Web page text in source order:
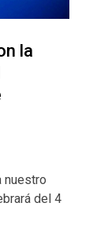
la
nuestro
del 4